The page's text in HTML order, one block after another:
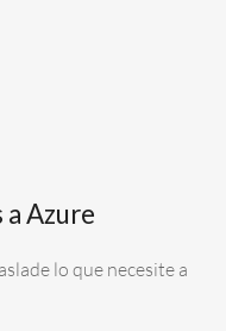
Azure
lo que necesite a